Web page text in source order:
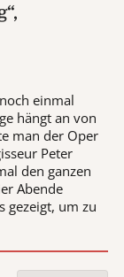
einmal
hängt an von
man der Oper
Peter
den ganzen
Abende
gezeigt, um zu